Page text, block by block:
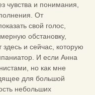
чувства и понимания,
От
свой голос,
обстановку,
и сейчас, которую
И если Анна
но как мне
для большой
небольших